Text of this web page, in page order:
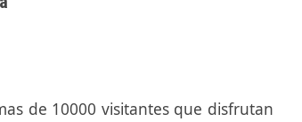
de 10000 visitantes que disfrutan